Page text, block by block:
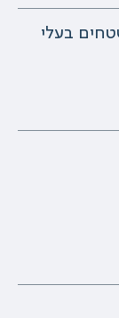
למשטחים בעלי